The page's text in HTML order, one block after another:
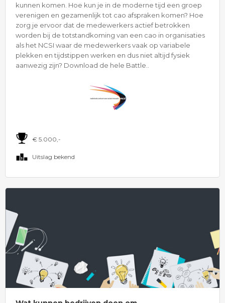
kunnen komen. Hoe kun je in de moderne tijd een groep
verenigen en gezamenlijk tot cao afspraken komen? Hoe
zorg je ervoor dat de medewerkers actief betrokken
worden bij de totstandkoming van een cao in organisaties
als het NCSI waar de medewerkers vaak op variabele
plekken en tijdstippen werken en dus niet altijd fysiek
aanwezig zijn? Download de hele Battle..
€ 5.000,-
Uitslag bekend